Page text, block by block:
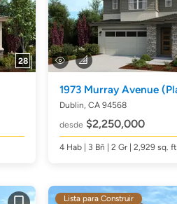
28
1973 Murray Avenue
Dublin, CA 94568
desde $2,250,000
4 Hab| 3 Bñ | 2 Gr | 2,929 sq.
Lista para Construir